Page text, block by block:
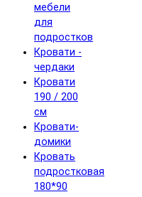
мебели
для
подростков
Кровати -
чердаки
Кровати
190 / 200
см
Кровати-
домики
Кровать
подростковая
180*90